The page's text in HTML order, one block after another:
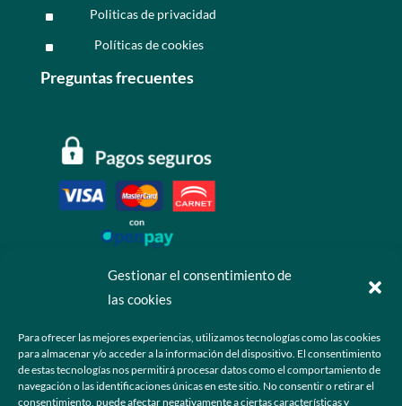
Gestionar el consentimiento de
las cookies
Para ofrecer las mejores experiencias, utilizamos tecnologías como las cookies
para almacenar y/o acceder a la información del dispositivo. El consentimiento
de estas tecnologías nos permitirá procesar datos como el comportamiento de
navegación o las identificaciones únicas en este sitio. No consentir o retirar el
consentimiento, puede afectar negativamente a ciertas características y
^ Politicas de privacidad
^ Políticas de cookies
Preguntas frecuentes
 +52 55 6173 7725 (Ventas)
 hola@grupo-omk.com